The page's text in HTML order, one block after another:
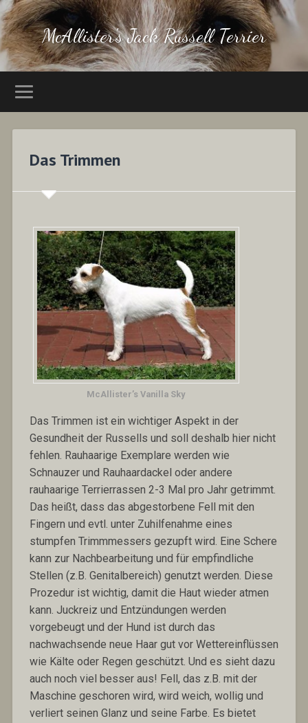
McAllister's Jack Russell Terrier
Das Trimmen
McAllister’s Vanilla Sky
Das Trimmen ist ein wichtiger Aspekt in der
Gesundheit der Russells und soll deshalb hier nicht
fehlen. Rauhaarige Exemplare werden wie
Schnauzer und Rauhaardackel oder andere
rauhaarige Terrierrassen 2-3 Mal pro Jahr getrimmt.
Das heißt, dass das abgestorbene Fell mit den
Fingern und evtl. unter Zuhilfenahme eines
stumpfen Trimmmessers gezupft wird. Eine Schere
kann zur Nachbearbeitung und für empfindliche
Stellen (z.B. Genitalbereich) genutzt werden. Diese
Prozedur ist wichtig, damit die Haut wieder atmen
kann. Juckreiz und Entzündungen werden
vorgebeugt und der Hund ist durch das
nachwachsende neue Haar gut vor Wettereinflüssen
wie Kälte oder Regen geschützt. Und es sieht dazu
auch noch viel besser aus! Fell, das z.B. mit der
Maschine geschoren wird, wird weich, wollig und
verliert seinen Glanz und seine Farbe. Es bietet